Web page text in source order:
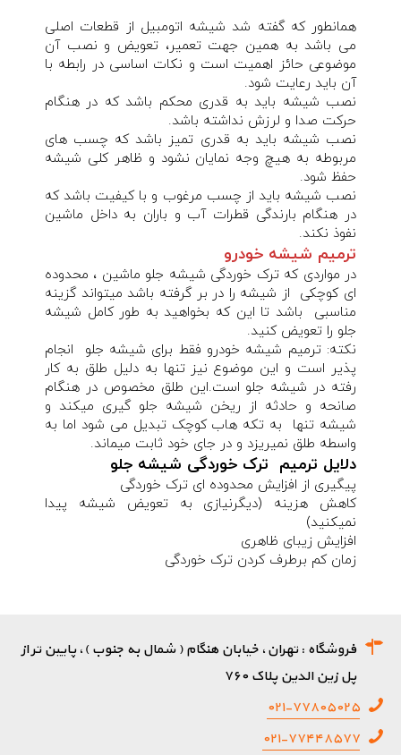
همانطور که گفته شد شیشه اتومبیل از قطعات اصلی
می باشد به همین جهت تعمیر، تعویض و نصب آن
موضوعی حائز اهمیت است و نکات اساسی در رابطه با
آن باید رعایت شود.
نصب شیشه باید به قدری محکم باشد که در هنگام
حرکت صدا و لرزش نداشته باشد.
نصب شیشه باید به قدری تمیز باشد که چسب های
مربوطه به هیچ وجه نمایان نشود و ظاهر کلی شیشه
حفظ شود.
نصب شیشه باید از چسب مرغوب و با کیفیت باشد که
در هنگام بارندگی قطرات آب و باران به داخل ماشین
نفوذ نکند.
ترمیم شیشه خودرو
در مواردی که ترک خوردگی شیشه جلو ماشین ، محدوده
ای کوچکی از شیشه را در بر گرفته باشد میتواند گزینه
مناسبی باشد تا این که بخواهید به طور کامل شیشه
جلو را تعویض کنید.
نکته: ترمیم شیشه خودرو فقط برای شیشه جلو انجام
پذیر است و این موضوع نیز تنها به دلیل طلق به کار
رفته در شیشه جلو است.این طلق مخصوص در هنگام
صانحه و حادثه از ریخن شیشه جلو گیری میکند و
شیشه تنها به تکه هاب کوچک تبدیل می شود اما به
واسطه طلق نمیریزد و در جای خود ثابت میماند.
دلایل ترمیم ترک خوردگی شیشه جلو
پیگیری از افزایش محدوده ای ترک خوردگی
کاهش هزینه (دیگرنیازی به تعویض شیشه پیدا
نمیکنید)
افزایش زیبای ظاهری
زمان کم برطرف کردن ترک خوردگی
فروشگاه : تهران، خیابان هنگام ( شمال به جنوب )، پایین تر از
پل زین الدین پلاک ۷۶۰
۰۲۱-۷۷۸۰۵۰۲۵
۰۲۱-۷۷۴۴۸۵۷۷